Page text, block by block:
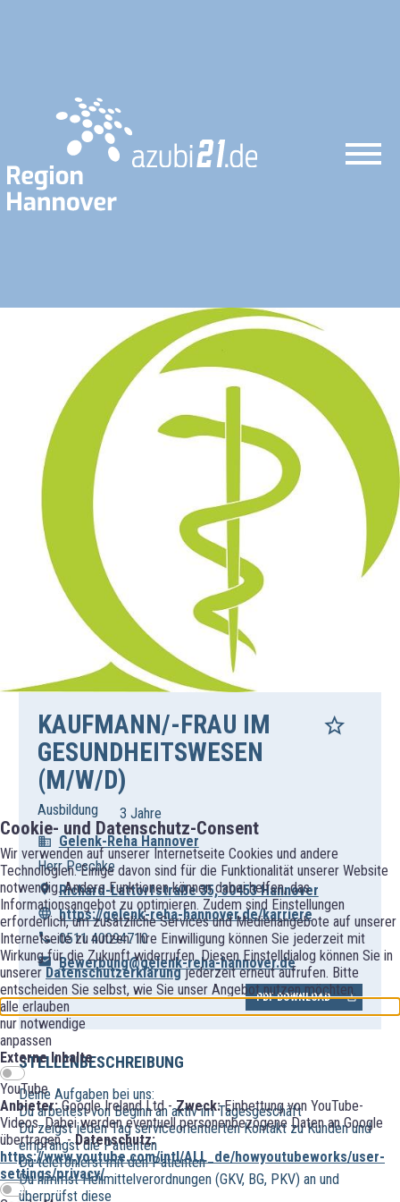
Cookie- und Datenschutz-Consent
Wir verwenden auf unserer Internetseite Cookies und andere
Technologien. Einige davon sind für die Funktionalität unserer Website
notwendig. Andere Funktionen können dabei helfen, das
Informationsangebot zu optimieren. Zudem sind Einstellungen
erforderlich, um zusätzliche Services und Medienangebote auf unserer
Internetseite zu nutzen. Ihre Einwilligung können Sie jederzeit mit
Wirkung für die Zukunft widerrufen. Diesen Einstelldialog können Sie in
unsererDatenschutzerklärungjederzeit erneut aufrufen. Bitte
entscheiden Sie selbst, wie Sie unser Angebot nutzen möchten.
alle erlauben
nur notwendige
anpassen
Externe Inhalte
YouTube
Anbieter:Google Ireland Ltd -Zweck:Einbettung von YouTube-
Videos. Dabei werden eventuell personenbezogene Daten an Google
übertragen. -Datenschutz:
https://www.youtube.com/intl/ALL_de/howyoutubeworks/user-
settings/privacy/
KAUFMANN/-FRAU IM
GESUNDHEITSWESEN
(M/W/D)
Ausbildung
3 Jahre
Gelenk-Reha Hannover
Herr Peschke
Richard-Lattorfstraße 35, 30453 Hannover
https://gelenk-reha-hannover.de/karriere
0511 40094710
Bewerbung@gelenk-reha-hannover.de
PDF DOWNLOAD
STELLENBESCHREIBUNG
Deine Aufgaben bei uns:
Du arbeitest von Beginn an aktiv im Tagesgeschäft
Du zeigst jeden Tag serviceorientierten Kontakt zu Kunden und
empfängst die Patienten
Du telefonierst mit den Patienten
Du nimmst Heilmittelverordnungen (GKV, BG, PKV) an und
überprüfst diese